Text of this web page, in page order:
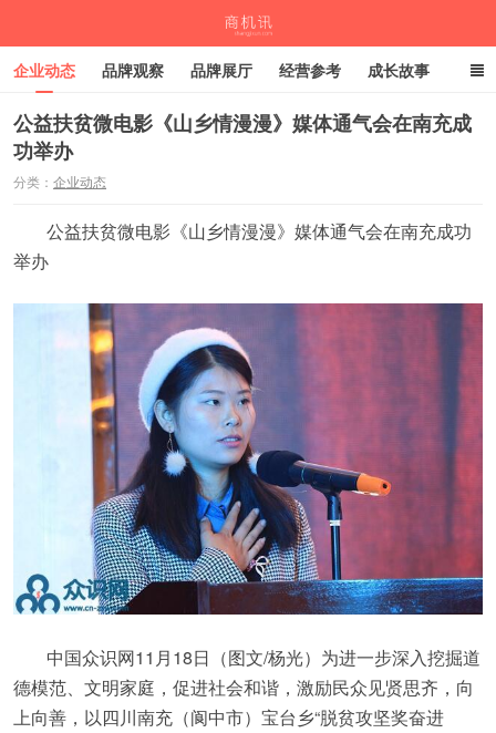
企业动态 品牌观察 品牌展厅 经营参考 成长故事
深度观察 伙伴计划
公益扶贫微电影《山乡情漫漫》媒体通气会在南充成
功举办
分类： 企业动态
公益扶贫微电影《山乡情漫漫》媒体通气会在南充成功
举办
中国众识网11月18日（图文/杨光）为进一步深入挖掘道
德模范、文明家庭，促进社会和谐，激励民众见贤思齐，向
上向善，以四川南充（阆中市）宝台乡“脱贫攻坚奖奋进